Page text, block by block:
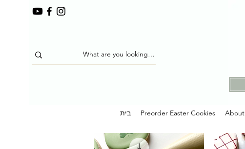
בית Preorder Easter Cookies About